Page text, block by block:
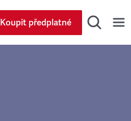
Koupit předplatné